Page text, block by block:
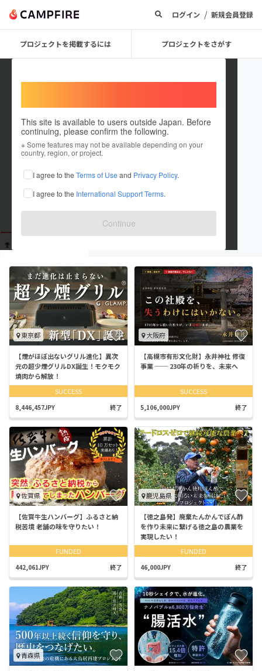
ログイン / 新規会員登録
プロジェクトを掲載するには プロジェクトをさがす
This site is available to users outside Japan. Before
continuing, please confirm the following.
※ Some features may not be available depending on your
country, region, or project.
I agree to the Terms of Use and Privacy Policy.
I agree to the International Support Terms.
Continue
b953b2076ec4
出身国：未設定
東京都
【煙がほぼ出ないグリル進化】異次
元の超少煙グリルDX誕生！モクモク
焼肉から解放！
SUCCESS
8,446,457JPY 終了
大阪府
【高槻市有形文化財】永井神社 修復
事業 ── 230年の祈りを、未来へ
SUCCESS
5,106,000JPY 終了
佐賀県
【佐賀牛生ハンバーグ】ふるさと納
税苦境 老舗の味を守りたい！
FUNDED
442,061JPY 終了
鹿児島県
【徳之島発】廃棄たんかんでぽん酢
を作り未来に繋げる徳之島の農業を
実現したい！
FUNDED
46,000JPY 終了
青森県